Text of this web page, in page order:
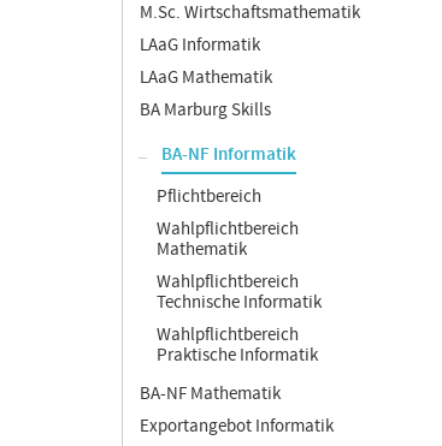
M.Sc. Wirtschaftsmathematik
LAaG Informatik
LAaG Mathematik
BA Marburg Skills
BA-NF Informatik
Pflichtbereich
Wahlpflichtbereich
Mathematik
Wahlpflichtbereich
Technische Informatik
Wahlpflichtbereich
Praktische Informatik
BA-NF Mathematik
Exportangebot Informatik